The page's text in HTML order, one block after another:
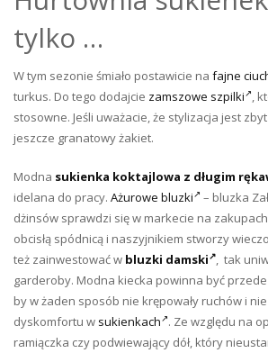
tylko …
W tym sezonie śmiało postawicie na fajne
turkus. Do tego dodajcie zamszowe szpilki ,
stosowne. Jeśli uważacie, że stylizacja jest
jeszcze granatowy żakiet.
Modna sukienka koktajlowa z długim
idelana do pracy. Ażurowe bluzki
– bluzka
dżinsów sprawdzi się w markecie na
obcisłą spódnicą i naszyjnikiem stworzy
też zainwestować w bluzki damski , tak
garderoby. Modna kiecka powinna być
by w żaden sposób nie krępowały ruchów i
dyskomfortu w sukienkach . Ze względu na
ramiączka czy podwiewający dół, który